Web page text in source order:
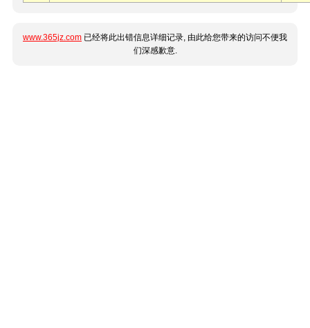
www.365jz.com 已经将此出错信息详细记录, 由此给您带来的访问不便我
们深感歉意.